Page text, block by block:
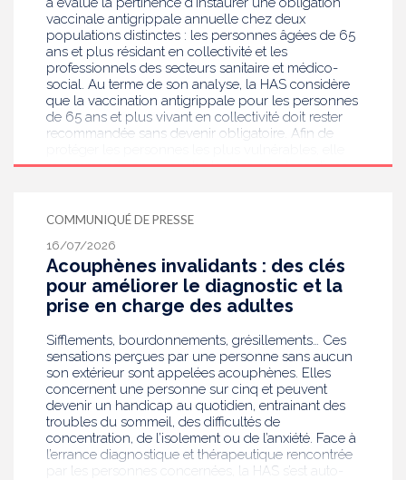
vaccinale antigrippale annuelle chez deux
populations distinctes : les personnes âgées de 65
ans et plus résidant en collectivité et les
professionnels des secteurs sanitaire et médico-
social. Au terme de son analyse, la HAS considère
que la vaccination antigrippale pour les personnes
de 65 ans et plus vivant en collectivité doit rester
recommandée sans devenir obligatoire. Afin de
recommande en revanche la mise en place d’une
pour les autres professionnels travaillant dans les
établissements de santé ou dans les
établissements médicaux sociaux hébergeant des
personnes âgées, en contact avec des personnes à
risque de grippe sévère, avec un déploiement
prioritaire en Ehpad et en USLD.
COMMUNIQUÉ DE PRESSE
16/07/2026
Acouphènes invalidants : des clés
pour améliorer le diagnostic et la
prise en charge des adultes
Sifflements, bourdonnements, grésillements… Ces
sensations perçues par une personne sans aucun
son extérieur sont appelées acouphènes. Elles
concernent une personne sur cinq et peuvent
devenir un handicap au quotidien, entrainant des
troubles du sommeil, des difficultés de
concentration, de l’isolement ou de l’anxiété. Face à
l’errance diagnostique et thérapeutique rencontrée
par les personnes concernées, la HAS s’est auto-